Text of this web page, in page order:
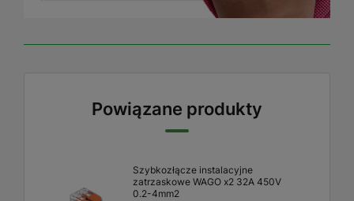
Powiązane produkty
Szybkozłącze instalacyjne
zatrzaskowe WAGO x2 32A 450V
0.2-4mm2